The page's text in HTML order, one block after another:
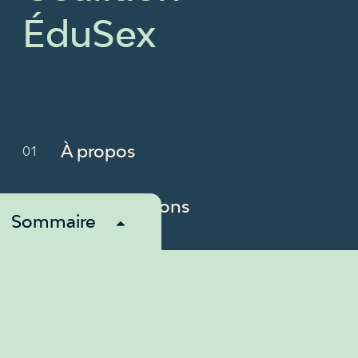
Sommaire
ÉduSex
À propos
Revendications